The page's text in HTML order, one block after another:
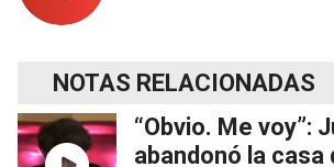
NOTAS RELACIONADAS
“Obvio. Me voy”:
abandonó la casa